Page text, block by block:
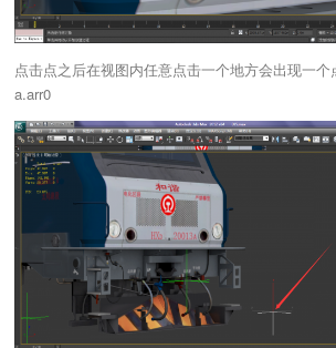
点击点之后在视图内任意点击一个地方会出现一
a.arr0